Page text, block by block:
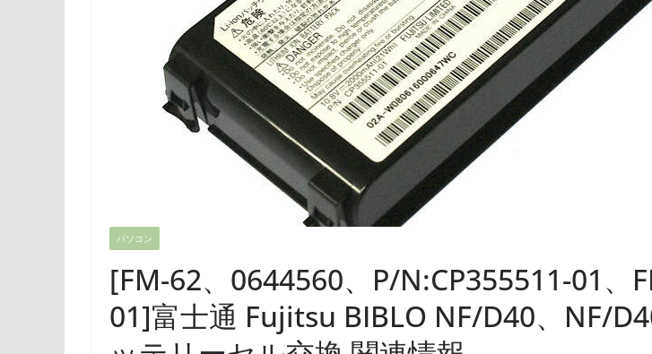
パソコン
[FM-62、0644560、P/N:CP355511-01、
01]富士通 Fujitsu BIBLO NF/D40、NF/